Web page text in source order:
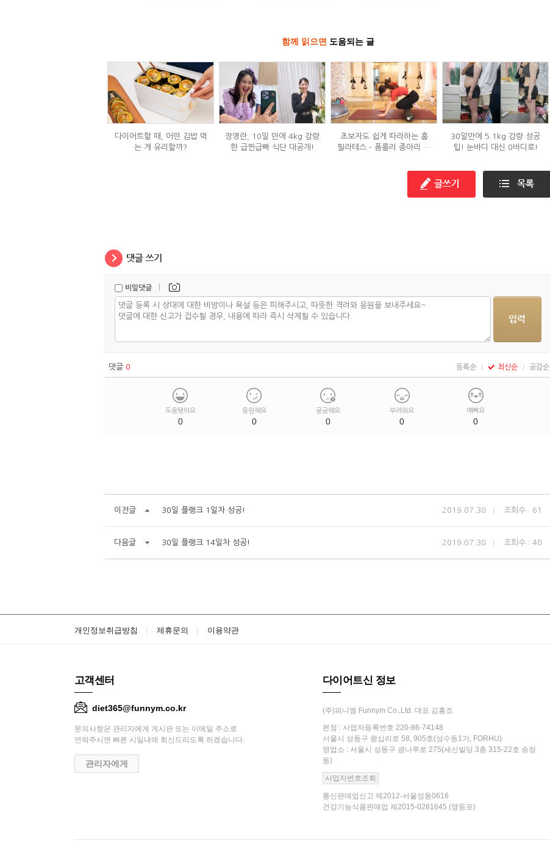
함께 읽으면 도움되는 글
다이어트할 때, 어떤 김밥 먹
는 게 유리할까?
장영란, 10일 만에 4kg 감량
한 급찐급빠 식단 대공개!
초보자도 쉽게 따라하는 홈
필라테스 - 폼롤러 종아리 알
30일만에 5.1kg 감량 성공
팁! 눈바디 대신 0바디로!
비밀댓글 |
댓글 0 등록순 최신순 공감순
도움됐어요
0
응원해요
0
궁금해요
0
부러워요
0
예뻐요
0
이전글 30일 플랭크 1일차 성공! 2019.07.30 조회수 : 61
다음글 30일 플랭크 14일차 성공! 2019.07.30 조회수 : 40
개인정보취급방침 제휴문의 이용약관
고객센터
diet365@funnym.co.kr
문의사항은 관리자에게 게시판 또는 이메일 주소로
연락주시면 빠른 시일내에 회신드리도록 하겠습니다.
관리자에게
다이어트신 정보
(주)퍼니엠 Funnym Co.,Ltd. 대표 김흥조
본점 : 사업자등록번호 220-86-74148
서울시 성동구 왕십리로 58, 905호(성수동1가, FORHU)
영업소 : 서울시 성동구 광나루로 275(세신빌딩 3층 315-22호 송정
동)
사업자번호조회
통신판매업신고 제2012-서울성동0616
건강기능식품판매업 제2015-0281645 (영등포)